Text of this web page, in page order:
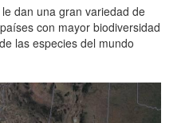
dan una gran variedad de
con mayor biodiversidad
las especies del mundo